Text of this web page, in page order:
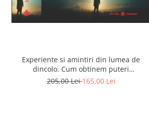
Experiente si amintiri din lumea de
dincolo. Cum obtinem puteri
extrasenzoriale - cu exercitii
205,00 Lei165,00 Lei